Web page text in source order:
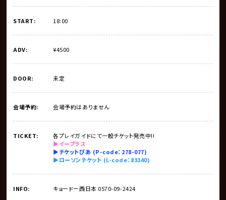
START: 18:00
ADV: ¥4500
DOOR: 未定
会場予約: 会場予約はありません
TICKET:
各プレイガイドにて一般チケット発売中!!
▶︎イープラス
▶︎チケットぴあ (P-code：278-077)
▶︎ローソンチケット (L-code：83340)
INFO: キョードー西日本 0570-09-2424